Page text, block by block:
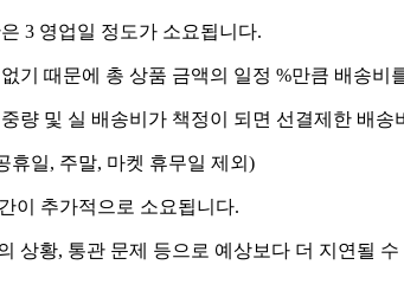
3 영업일 정도가 소요됩니다.
기 때문에 총 상품 금액의 일정 %만큼 배송비
량 및 실 배송비가 책정이 되면 선결제한 배송
일, 주말, 마켓 휴무일 제외)
이 추가적으로 소요됩니다.
상황, 통관 문제 등으로 예상보다 더 지연될 수